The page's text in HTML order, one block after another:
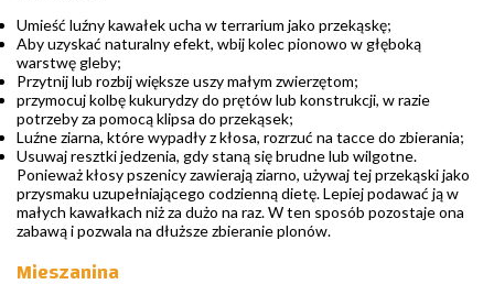
Umieść luźny kawałek ucha w terrarium jako przekąskę;
Aby uzyskać naturalny efekt, wbij kolec pionowo w głęboką
warstwę gleby;
Przytnij lub rozbij większe uszy małym zwierzętom;
przymocuj kolbę kukurydzy do prętów lub konstrukcji, w razie
potrzeby za pomocą klipsa do przekąsek;
Luźne ziarna, które wypadły z kłosa, rozrzuć na tacce do zbierania;
Usuwaj resztki jedzenia, gdy staną się brudne lub wilgotne.
Ponieważ kłosy pszenicy zawierają ziarno, używaj tej przekąski jako
przysmaku uzupełniającego codzienną dietę. Lepiej podawać ją w
małych kawałkach niż za dużo na raz. W ten sposób pozostaje ona
zabawą i pozwala na dłuższe zbieranie plonów.
Mieszanina